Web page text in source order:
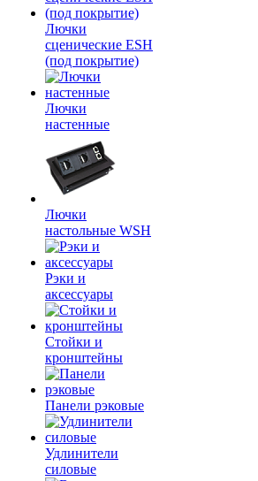
Лючки
сценические ESH
(под покрытие)
Лючки
настенные
Лючки
настольные WSH
Рэки и
аксессуары
Стойки и
кронштейны
Панели рэковые
Удлинители
силовые